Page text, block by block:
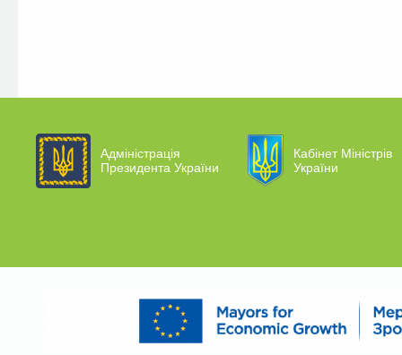
Адміністрація
Президента України
Кабінет Міністрів
України